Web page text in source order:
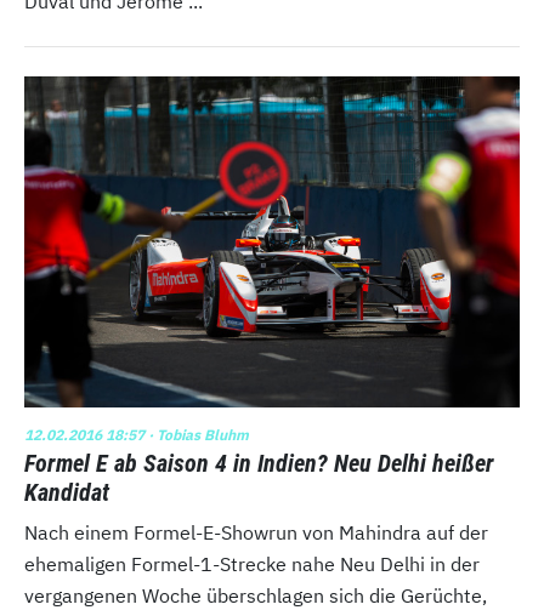
12.02.2016 18:57· Tobias Bluhm
Formel E ab Saison 4 in Indien? Neu Delhi heißer
Kandidat
Nach einem Formel-E-Showrun von Mahindra auf der
ehemaligen Formel-1-Strecke nahe Neu Delhi in der
vergangenen Woche überschlagen sich die Gerüchte,